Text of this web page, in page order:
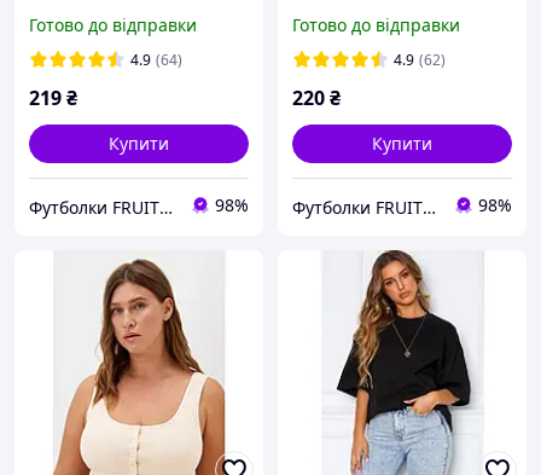
бавовна однотонна lady
fit
Готово до відправки
4.9 (64)
219₴
Купити
Футболки FRUIT 👕 98%
Valueweight унісекс
Готово до відправки
4.9 (62)
220₴
Купити
Футболки FRUIT 👕 98%